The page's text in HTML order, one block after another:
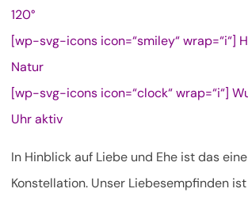
120°
[wp-svg-icons icon=“smiley“ wrap=“i“]
Natur
[wp-svg-icons icon=“clock“ wrap=“i“]
Uhr aktiv
In Hinblick auf Liebe und Ehe ist das
Konstellation. Unser Liebesempfinden